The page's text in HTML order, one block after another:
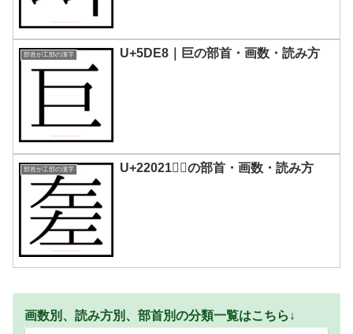
部首が工部の漢字 U+5DE8｜巨󠄃の部首・画数・読み方
部首が工部の漢字 U+22021｜𢀡の部首・画数・読み方
画数別、読み方別、部首別の分類一覧はこちら↓